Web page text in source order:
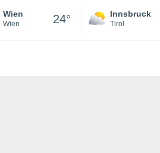
Wien
Wien 24° Innsbruck
Tirol